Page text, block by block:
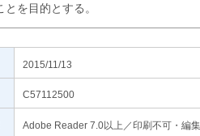
とを目的とする。
2015/11/13
C57112500
Adobe Reader 7.0以上／印刷不可・編